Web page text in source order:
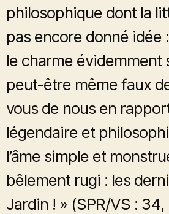
philosophique dont la
pas encore donné idée
le charme évidemment
peut-être même faux
vous de nous en
légendaire et
l’âme simple et
bêlement rugi : les
Jardin ! » (SPR/VS :